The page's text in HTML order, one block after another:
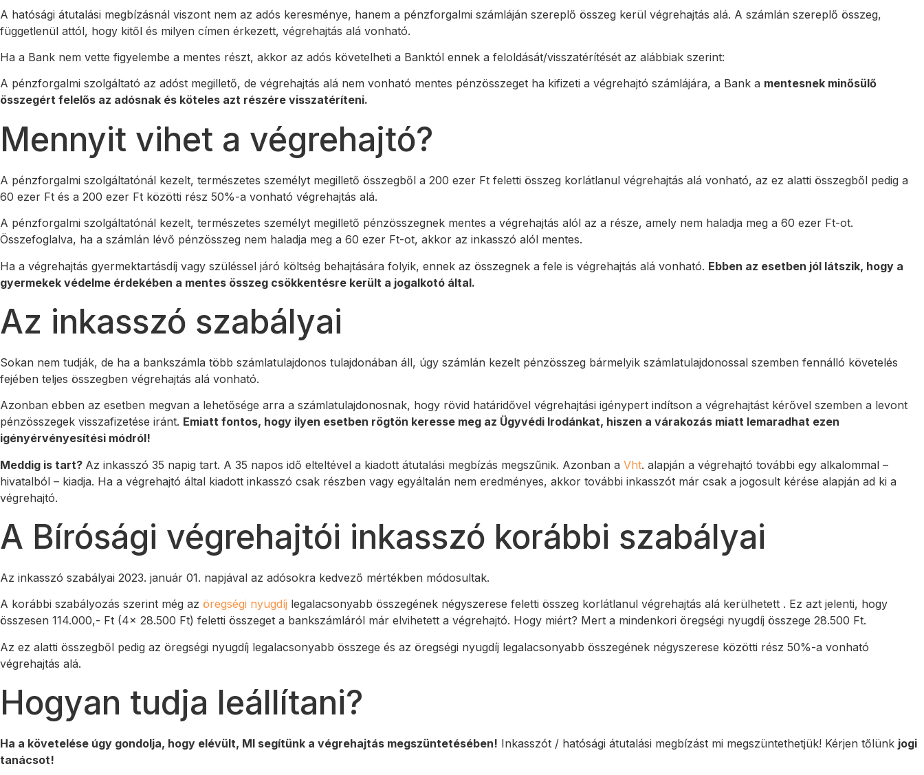
A hatósági átutalási megbízásnál viszont nem az adós keresménye, hanem a pénzforgalmi számláján szereplő összeg kerül végrehajtás alá. A számlán szereplő összeg,
függetlenül attól, hogy kitől és milyen címen érkezett, végrehajtás alá vonható.
Ha a Bank nem vette figyelembe a mentes részt, akkor az adós követelheti a Banktól ennek a feloldását/visszatérítését az alábbiak szerint:
A pénzforgalmi szolgáltató az adóst megillető, de végrehajtás alá nem vonható mentes pénzösszeget ha kifizeti a végrehajtó számlájára, a Bank a mentesnek minősülő
összegért felelős az adósnak és köteles azt részére visszatéríteni.
Mennyit vihet a végrehajtó?
A pénzforgalmi szolgáltatónál kezelt, természetes személyt megillető összegből a 200 ezer Ft feletti összeg korlátlanul végrehajtás alá vonható, az ez alatti összegből pedig a
60 ezer Ft és a 200 ezer Ft közötti rész 50%-a vonható végrehajtás alá.
A pénzforgalmi szolgáltatónál kezelt, természetes személyt megillető pénzösszegnek mentes a végrehajtás alól az a része, amely nem haladja meg a 60 ezer Ft-ot.
Összefoglalva, ha a számlán lévő pénzösszeg nem haladja meg a 60 ezer Ft-ot, akkor az inkasszó alól mentes.
Ha a végrehajtás gyermektartásdíj vagy szüléssel járó költség behajtására folyik, ennek az összegnek a fele is végrehajtás alá vonható. Ebben az esetben jól látszik, hogy a
gyermekek védelme érdekében a mentes összeg csökkentésre került a jogalkotó által.
Az inkasszó szabályai
Sokan nem tudják, de ha a bankszámla több számlatulajdonos tulajdonában áll, úgy számlán kezelt pénzösszeg bármelyik számlatulajdonossal szemben fennálló követelés
fejében teljes összegben végrehajtás alá vonható.
Azonban ebben az esetben megvan a lehetősége arra a számlatulajdonosnak, hogy rövid határidővel végrehajtási igénypert indítson a végrehajtást kérővel szemben a levont
pénzösszegek visszafizetése iránt. Emiatt fontos, hogy ilyen esetben rögtön keresse meg az Ügyvédi Irodánkat, hiszen a várakozás miatt lemaradhat ezen
igényérvényesítési módról!
Meddig is tart? Az inkasszó 35 napig tart. A 35 napos idő elteltével a kiadott átutalási megbízás megszűnik. Azonban a Vht. alapján a végrehajtó további egy alkalommal –
hivatalból – kiadja. Ha a végrehajtó által kiadott inkasszó csak részben vagy egyáltalán nem eredményes, akkor további inkasszót már csak a jogosult kérése alapján ad ki a
végrehajtó.
A Bírósági végrehajtói inkasszó korábbi szabályai
Az inkasszó szabályai 2023. január 01. napjával az adósokra kedvező mértékben módosultak.
A korábbi szabályozás szerint még az öregségi nyugdíj legalacsonyabb összegének négyszerese feletti összeg korlátlanul végrehajtás alá kerülhetett . Ez azt jelenti, hogy
összesen 114.000,- Ft (4x 28.500 Ft) feletti összeget a bankszámláról már elvihetett a végrehajtó. Hogy miért? Mert a mindenkori öregségi nyugdíj összege 28.500 Ft.
Az ez alatti összegből pedig az öregségi nyugdíj legalacsonyabb összege és az öregségi nyugdíj legalacsonyabb összegének négyszerese közötti rész 50%-a vonható
végrehajtás alá.
Hogyan tudja leállítani?
Ha a követelése úgy gondolja, hogy elévült, MI segítünk a végrehajtás megszüntetésében! Inkasszót / hatósági átutalási megbízást mi megszüntethetjük! Kérjen tőlünk jogi
tanácsot!